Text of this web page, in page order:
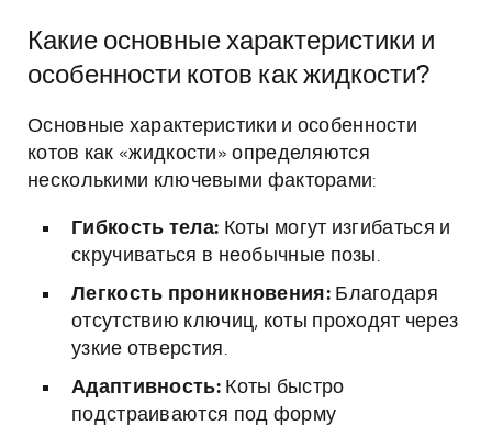
Какие основные характеристики и
особенности котов как жидкости?
Основные характеристики и особенности
котов как «жидкости» определяются
несколькими ключевыми факторами:
Гибкость тела: Коты могут изгибаться и
скручиваться в необычные позы.
Легкость проникновения:Благодаря
отсутствию ключиц, коты проходят через
узкие отверстия.
Адаптивность:Коты быстро
подстраиваются под форму